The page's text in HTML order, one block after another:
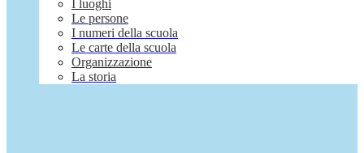
I luoghi
Le persone
I numeri della scuola
Le carte della scuola
Organizzazione
La storia